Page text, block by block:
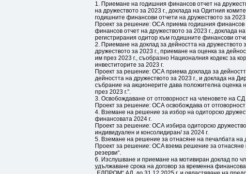
1. Приемане на годишния финансов отчет на
на дружеството за 2023 г., доклада на Одитния
годишните финансови отчети на дружеството за 2023
Проект за решение: ОСА приема годишния финансов
финансов отчет на дружеството за 2023 г., доклада
регистрирания одитор към годишните финансови
2. Приемане на доклад за дейността на дружеството
дружеството за 2023 г., приемане на оценка за
им през 2023 г., съобразно Националния кодекс за
инвеститорите за 2023 г.
Проект за решение: ОСА приема доклада за
дейността на дружеството за 2023 г., и доклада на
събрание на акционерите дава положителна оценка
през 2023 г.”.
3. Освобождаване от отговорност на членовете на
Проект за решение: ОСА освобождава от
4. Вземане на решение за избор на одиторско
финансовата 2024 г.
Проект за решение: ОСА избира одиторско
индивидуален и консолидиран/ за 2024 г.
5. Вземане на решение за отнасяне на печалбата на
Проект за решение: ОСA взема решение за
резерви“.
6. Изслушване и приемане на мотивиран доклад по
удължаване срока на договор за временна